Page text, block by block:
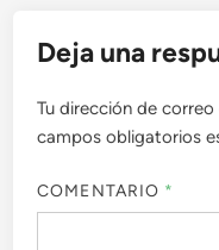
Deja una
Tu dirección de
campos obligatorios
COMENTARIO *